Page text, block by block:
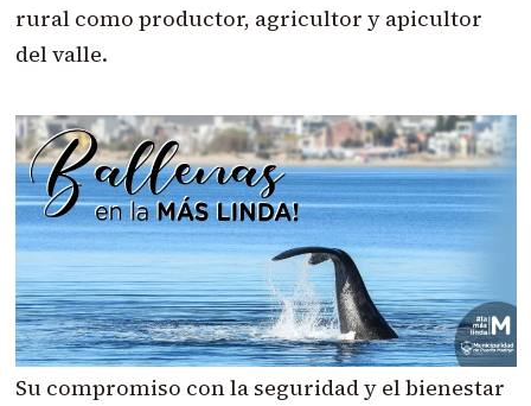
rural como productor, agricultor y apicultor
del valle.
Su compromiso con la seguridad y el bienestar